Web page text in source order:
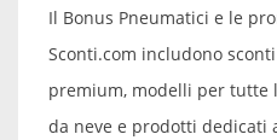
Il Bonus Pneumatici e le
Sconti.com includono
premium, modelli per tutte
da neve e prodotti dedicati